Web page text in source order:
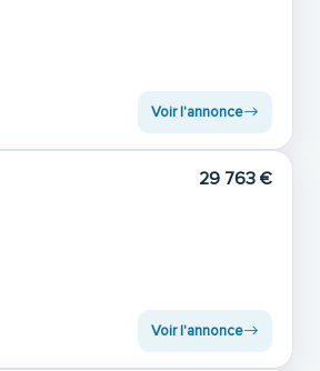
Voir l'annonce
29 763 €
Voir l'annonce